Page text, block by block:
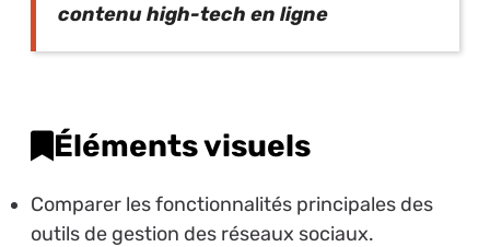
contenu high-tech en ligne
Éléments visuels
Comparer les fonctionnalités principales des
outils de gestion des réseaux sociaux.